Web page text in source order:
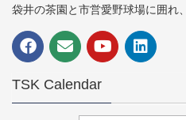
袋井の茶園と市営愛野球場に囲れ
TSK Calendar